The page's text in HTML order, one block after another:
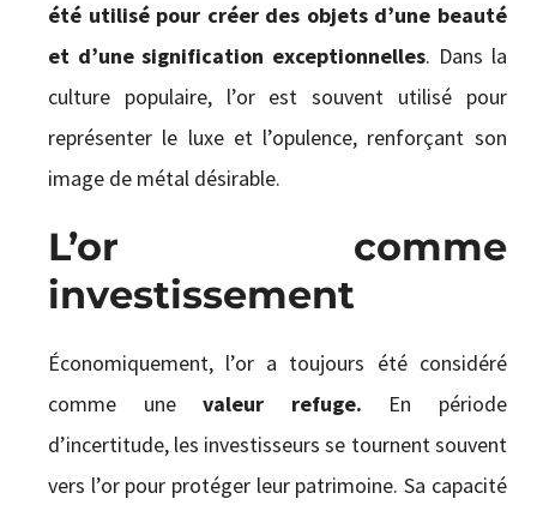
été utilisé pour créer des objets d’une beauté
et d’une signification exceptionnelles. Dans la
culture populaire, l’or est souvent utilisé pour
représenter le luxe et l’opulence, renforçant son
image de métal désirable.
L’or comme
investissement
Économiquement, l’or a toujours été considéré
comme unevaleur refuge. En période
d’incertitude, les investisseurs se tournent souvent
vers l’or pour protéger leur patrimoine. Sa capacité